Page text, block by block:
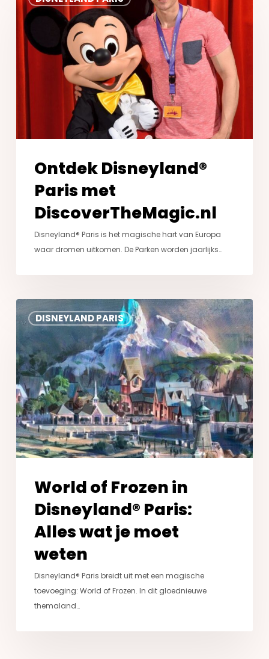
Paris
met
DiscoverTheMagic.nl
Ontdek Disneyland®
Paris met
DiscoverTheMagic.nl
Disneyland® Paris is het magische hart van Europa
waar dromen uitkomen. De Parken worden jaarlijks…
DISNEYLAND PARIS
World
of
Frozen
in
Disneyland®
Paris:
Alles
wat
je
moet
weten
World of Frozen in
Disneyland® Paris:
Alles wat je moet
weten
Disneyland® Paris breidt uit met een magische
toevoeging: World of Frozen. In dit gloednieuwe
themaland…